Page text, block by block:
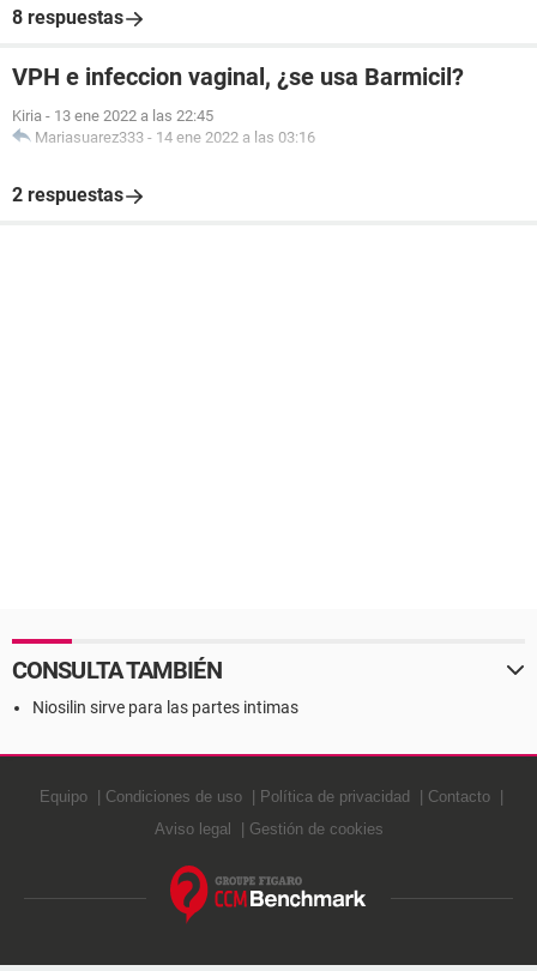
8 respuestas
VPH e infeccion vaginal, ¿se usa Barmicil?
Kiria - 13 ene 2022 a las 22:45
Mariasuarez333 - 14 ene 2022 a las 03:16
2 respuestas
CONSULTA TAMBIÉN
Niosilin sirve para las partes intimas
Equipo Condiciones de uso Política de privacidad
Contacto
Aviso legal
Gestión de cookies